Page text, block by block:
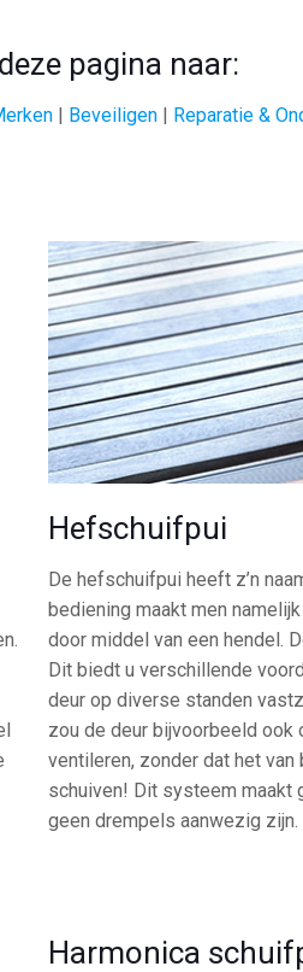
pagina naar:
| Beveiligen| Reparatie &
Hefschuifpui
De hefschuifpui heeft z’n
bediening maakt men
door middel van een hendel.
Dit biedt u verschillende
deur op diverse standen
zou de deur bijvoorbeeld ook
ventileren, zonder dat het
schuiven! Dit systeem maakt
geen drempels aanwezig zijn.
Harmonica